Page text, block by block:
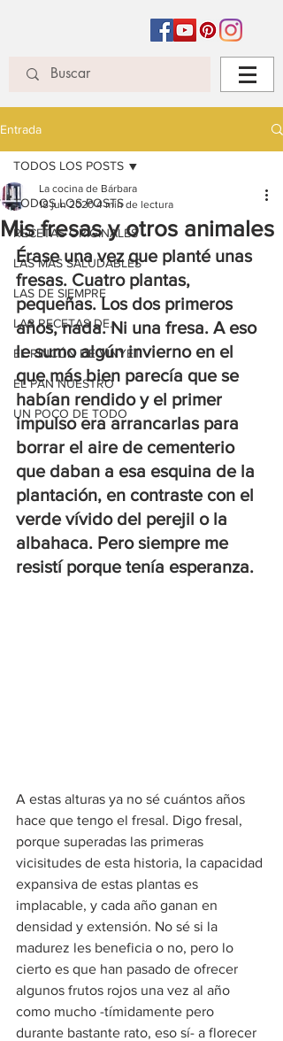
Entrada
TODOS LOS POSTS
RECETAS ORIGINALES
LAS MÁS SALUDABLES
LAS DE SIEMPRE
LAS RECETAS DE...
EL RINCÓN DE VINYET
EL PAN NUESTRO
UN POCO DE TODO
TODOS LOS POSTS
Mis fresas y otros animales
La cocina de Bárbara
18 jun 2020 4 min de lectura
Érase una vez que planté unas
fresas. Cuatro plantas,
pequeñas. Los dos primeros
años, nada. Ni una fresa. A eso
le sumo algún invierno en el
que más bien parecía que se
habían rendido y el primer
impulso era arrancarlas para
borrar el aire de cementerio
que daban a esa esquina de la
plantación, en contraste con el
verde vívido del perejil o la
albahaca. Pero siempre me
resistí porque tenía esperanza.
A estas alturas ya no sé cuántos años
hace que tengo el fresal. Digo fresal,
porque superadas las primeras
vicisitudes de esta historia, la capacidad
expansiva de estas plantas es
implacable, y cada año ganan en
densidad y extensión. No sé si la
madurez les beneficia o no, pero lo
cierto es que han pasado de ofrecer
algunos frutos rojos una vez al año
como mucho -tímidamente pero
durante bastante rato, eso sí- a florecer